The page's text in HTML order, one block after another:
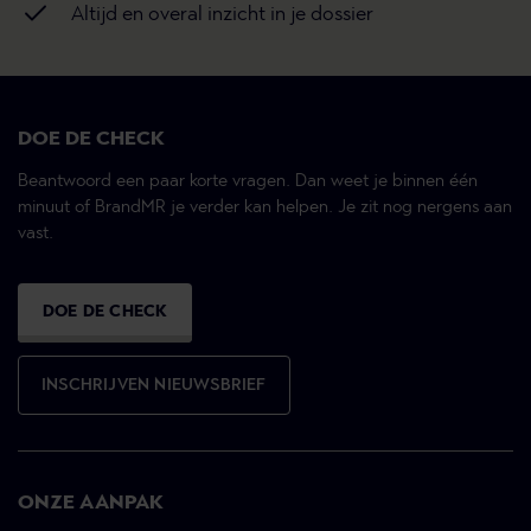
Altijd en overal inzicht in je dossier
ONZE AANPAK
DOE DE CHECK
Beantwoord een paar korte vragen. Dan weet je binnen één
minuut of BrandMR je verder kan helpen. Je zit nog nergens aan
vast.
DOE DE CHECK
INSCHRIJVEN NIEUWSBRIEF